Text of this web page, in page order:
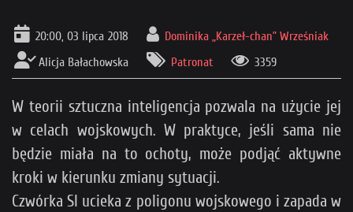
20:00, 03 lipca 2018
Dominika „Karzeł-chan” Wrześniak
Alicja Bałachowska
Patronat 3359
W teorii sztuczna inteligencja pozwala na użycie jej
w celach wojskowych. W praktyce, jeśli sama nie
będzie miała na to ochoty, może podjąć aktywne
kroki w kierunku zmiany sytuacji.
Czwórka SI ucieka z poligonu wojskowego i zapada w